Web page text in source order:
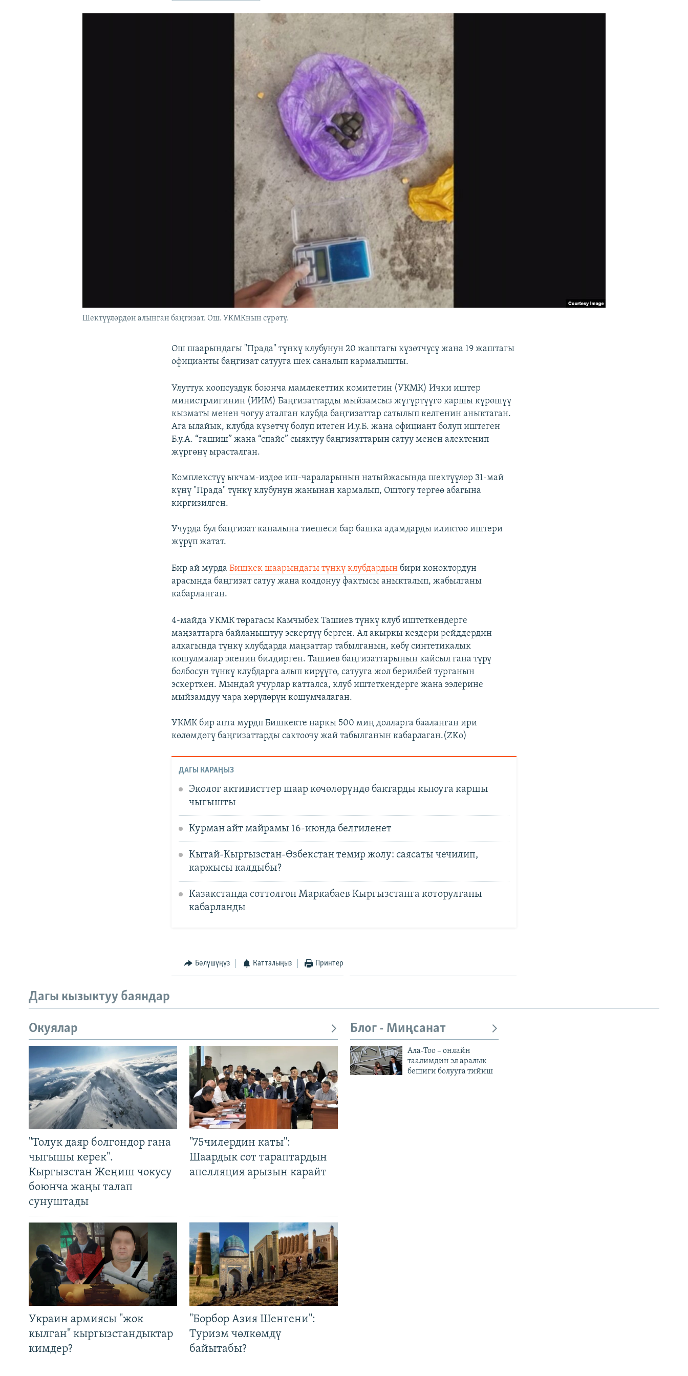
Шектүүлөрдөн алынган баңгизат. Ош. УКМКнын сүрөтү.
Ош шаарындагы "Прада" түнкү клубунун 20 жаштагы күзөтчүсү жана 19 жаштагы
официанты баңгизат сатууга шек саналып кармалышты.
Улуттук коопсуздук боюнча мамлекеттик комитетин (УКМК) Ички иштер
министрлигинин (ИИМ) Баңгизаттарды мыйзамсыз жүгүртүүгө каршы күрөшүү
кызматы менен чогуу аталган клубда баңгизаттар сатылып келгенин аныктаган.
Ага ылайык, клубда күзөтчү болуп итеген И.у.Б. жана официант болуп иштеген
Б.у.А. “гашиш” жана “спайс” сыяктуу баңгизаттарын сатуу менен алектенип
жүргөнү ырасталган.
Комплекстүү ыкчам-издөө иш-чараларынын натыйжасында шектүүлөр 31-май
күнү "Прада" түнкү клубунун жанынан кармалып, Оштогу тергөө абагына
киргизилген.
Учурда бул баңгизат каналына тиешеси бар башка адамдарды иликтөө иштери
жүрүп жатат.
Бир ай мурдаБишкек шаарындагы түнкү клубдардын бири коноктордун
арасында баңгизат сатуу жана колдонуу фактысы аныкталып, жабылганы
кабарланган.
4-майда УКМК төрагасы Камчыбек Ташиев түнкү клуб иштеткендерге
маңзаттарга байланыштуу эскертүү берген. Ал акыркы кездери рейддердин
алкагында түнкү клубдарда маңзаттар табылганын, көбү синтетикалык
кошулмалар экенин билдирген. Ташиев баңгизаттарынын кайсыл гана түрү
болбосун түнкү клубдарга алып кирүүгө, сатууга жол берилбей турганын
эскерткен. Мындай учурлар катталса, клуб иштеткендерге жана ээлерине
мыйзамдуу чара көрүлөрүн кошумчалаган.
УКМК бир апта мурдп Бишкекте наркы 500 миң долларга бааланган ири
көлөмдөгү баңгизаттарды сактоочу жай табылганын кабарлаган.(ZKo)
ДАГЫ КАРАҢЫЗ
Эколог активисттер шаар көчөлөрүндө бактарды кыюуга каршы
чыгышты
Курман айт майрамы 16-июнда белгиленет
Кытай-Кыргызстан-Өзбекстан темир жолу: саясаты чечилип,
каржысы калдыбы?
Казакстанда соттолгон Маркабаев Кыргызстанга которулганы
кабарланды
Бөлүшүңүз Катталыңыз Принтер
Дагы кызыктуу баяндар
Окуялар
"Толук даяр болгондор гана
чыгышы керек".
Кыргызстан Жеңиш чокусу
боюнча жаңы талап
сунуштады
"75чилердин каты":
Шаардык сот тараптардын
апелляция арызын карайт
Украин армиясы "жок
кылган" кыргызстандыктар
кимдер?
"Борбор Азия Шенгени":
Туризм чөлкөмдү
байытабы?
Блог - Миңсанат
Ала-Тоо – онлайн
таалимдин эл аралык
бешиги болууга тийиш